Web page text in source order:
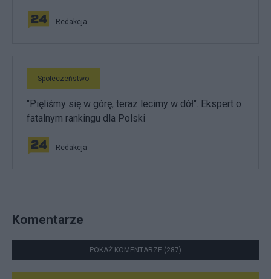
Redakcja
Społeczeństwo
"Pięliśmy się w górę, teraz lecimy w dół". Ekspert o
fatalnym rankingu dla Polski
Redakcja
Komentarze
POKAŻ KOMENTARZE (287)